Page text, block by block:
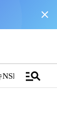
close
NSPTVmanage_search